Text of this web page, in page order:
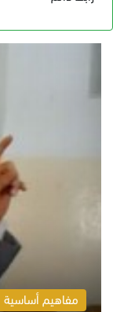
مفاهيم أساسية